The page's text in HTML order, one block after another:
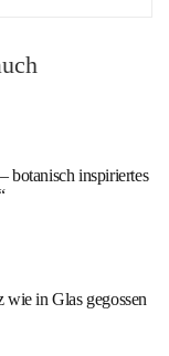
botanisch inspiriertes
in Glas gegossen